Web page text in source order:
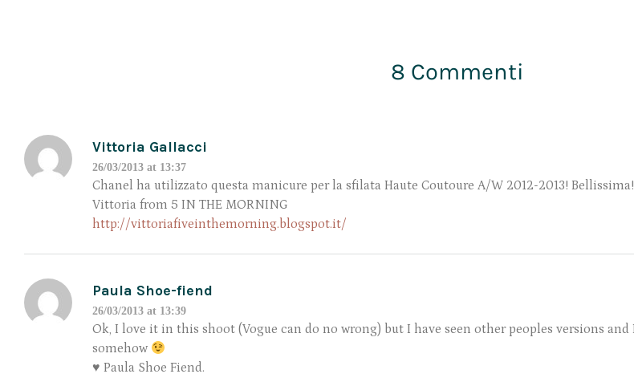
8 Commenti
Vittoria Gallacci
26/03/2013 at 13:37
Chanel ha utilizzato questa manicure per la sfilata Haute Coutoure A/W 2012-2013! Bellissima!
Vittoria from 5 IN THE MORNING
http://vittoriafiveinthemorning.blogspot.it/
Paula Shoe-fiend
26/03/2013 at 13:39
Ok, I love it in this shoot (Vogue can do no wrong) but I have seen other peoples versions
somehow
♥ Paula Shoe Fiend.